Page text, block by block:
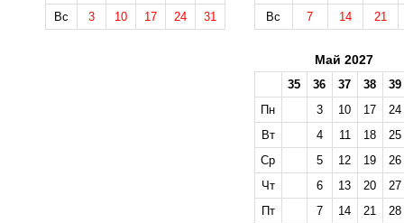
Вс
3 10 17 24 31
Вс
7 14 21
Май 2027
35 36 37 38
39
Пн
3 10 17
24
Вт
4 11 18
25
Ср
5 12 19
26
Чт
6 13 20
27
Пт
7 14 21
28